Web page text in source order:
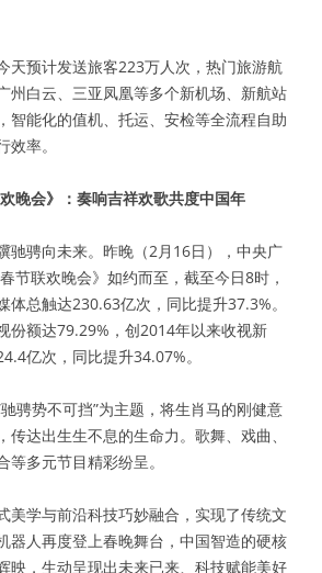
天预计发送旅客223万人次，热门旅游航
州白云、三亚凤凰等多个新机场、新航站
智能化的值机、托运、安检等全流程自助
率。
晚会》：奏响吉祥欢歌共度中国年
驰骋向未来。昨晚（2月16日），中央广
节联欢晚会》如约而至，截至今日8时，
体总触达230.63亿次，同比提升37.3%。
份额达79.29%，创2014年以来收视新
亿次，同比提升34.07%。
骋势不可挡”为主题，将生肖马的刚健意
传达出生生不息的生命力。歌舞、戏曲、
多元节目精彩纷呈。
美学与前沿科技巧妙融合，实现了传统文
器人再度登上春晚舞台，中国智造的硬核
映，生动呈现出未来已来、科技赋能美好